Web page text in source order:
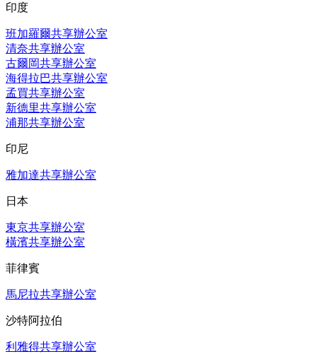
印度
班加羅爾共享辦公室
清奈共享辦公室
古爾岡共享辦公室
海得拉巴共享辦公室
孟買共享辦公室
新德里共享辦公室
浦那共享辦公室
印尼
雅加達共享辦公室
日本
東京共享辦公室
橫濱共享辦公室
菲律賓
馬尼拉共享辦公室
沙特阿拉伯
利雅得共享辦公室